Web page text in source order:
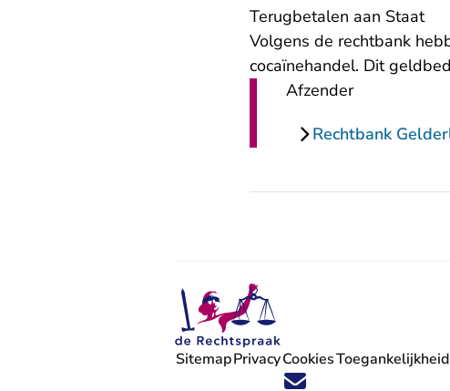
Terugbetalen aan Staat
Volgens de rechtbank
cocaïnehandel. Dit
Afzender
Rechtbank
Volg ons op X (Twitter) - U verlaat
Volg ons op Facebook - U verlaat
Volg ons op Instagram - U verlaat
Volg ons op Youtube - U
Volg ons op LinkedIn - U
'Blijf op de hoogte'
SitemapPrivacyCookiesToegankelijkheid